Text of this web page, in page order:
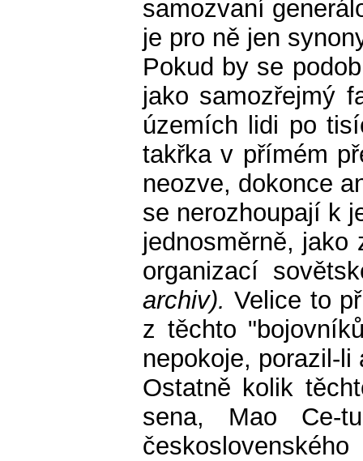
samozvaní
je pro ně jen
Pokud by se
jako samozřejmý
územích lidi po
takřka v přímém
neozve, dokonce
se nerozhoupají k
jednosměrně,
organizací
archiv). Velice to
z těchto
nepokoje, porazil-
Ostatně kolik
sena, Mao Ce-